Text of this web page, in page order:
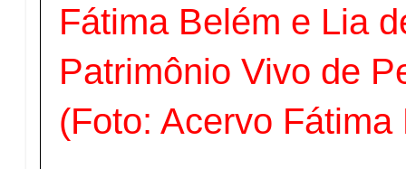
Fátima Belém e Lia
Patrimônio Vivo de
(Foto: Acervo Fátima